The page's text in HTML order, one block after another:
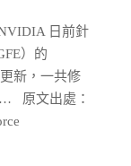
日前針
）的
新，一共修
原文出處：